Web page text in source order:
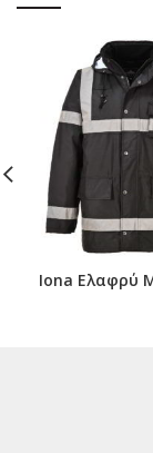
Iona Ελαφρύ